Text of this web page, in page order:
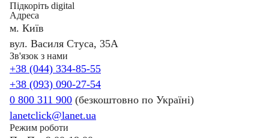
Підкоріть digital
Адреса
м. Київ
вул. Василя Стуса, 35А
Зв'язок з нами
+38 (044) 334-85-55
+38 (093) 090-27-54
0 800 311 900 (безкоштовно по Україні)
lanetclick@lanet.ua
Режим роботи